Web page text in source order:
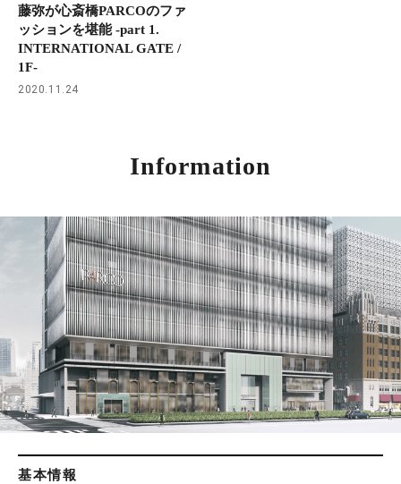
藤弥が心斎橋PARCOのファ
ッションを堪能 -part 1.
INTERNATIONAL GATE /
1F-
2020.11.24
Information
基本情報